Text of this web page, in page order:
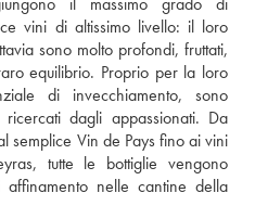
vini di altissimo livello: il loro
sono molto profondi, fruttati,
equilibrio. Proprio per la loro
di invecchiamento, sono
dagli appassionati. Da
semplice Vin de Pays fino ai vini
tutte le bottiglie vengono
nelle cantine della